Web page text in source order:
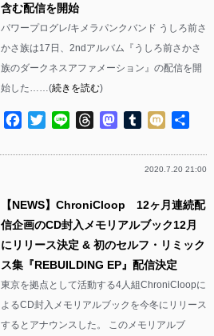
含む配信を開始
パワープログレ/キメラパンクバンド うしろ前さ
かさ族は17日、2ndアルバム『うしろ前さかさ
族のダークネスアファメーション』の配信を開
始した……(続きを読む)
Facebook
TwitterLine ThreadsMastodon
Tumblr
Mixi
2020.7.20 21:00
【NEWS】ChroniCloop 12ヶ月連続配
信企画のCD封入メモリアルブック12月
にリリース決定 & 初のセルフ・リミック
ス集『REBUILDING EP』配信決定
東京を拠点として活動する4人組ChroniCloopに
よるCD封入メモリアルブックを今冬にリリース
するとアナウンスした。 このメモリアルブ